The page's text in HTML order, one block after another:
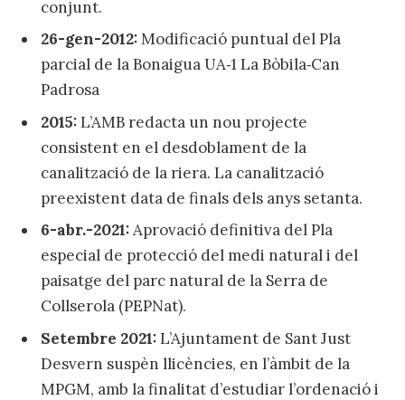
conjunt.
26-gen-2012:Modificació puntual del Pla
parcial de la Bonaigua UA‐1 La Bòbila‐Can
Padrosa
2015:L’AMB redacta un nou projecte
consistent en el desdoblament de la
canalització de la riera. La canalització
preexistent data de finals dels anys setanta.
6-abr.-2021:Aprovació definitiva del Pla
especial de protecció del medi natural i del
paisatge del parc natural de la Serra de
Collserola (PEPNat).
Setembre 2021:L’Ajuntament de Sant Just
Desvern suspèn llicències, en l’àmbit de la
MPGM, amb la finalitat d’estudiar l’ordenació i